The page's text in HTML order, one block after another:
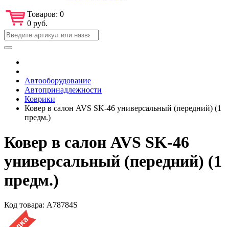
Товаров: 0
0 руб.
Автооборудование
Автопринадлежности
Коврики
Ковер в салон AVS SK-46 универсальный (передний) (1
предм.)
Ковер в салон AVS SK-46
универсальный (передний) (1
предм.)
Код товара: A78784S